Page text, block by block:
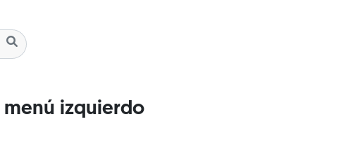
izquierdo